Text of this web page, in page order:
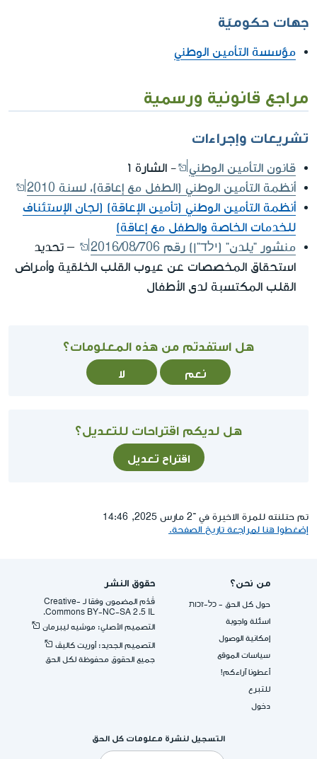
جهات حكوميّة
مؤسسة التأمين الوطني
مراجع قانونية ورسمية
تشريعات وإجراءات
قانون التأمين الوطني
- الشارة ו'
أنظمة التأمين الوطني (الطفل مع إعاقة)، لسنة 2010
أنظمة التأمين الوطني (تأمين الإعاقة) (لجان الإستئناف
للخدمات الخاصة والطفل مع إعاقة)
منشور "يلدن" (ילד"ן) رقم 2016/08/706
– تحديد
استحقاق المخصصات عن عيوب القلب الخلقية وأمراض
القلب المكتسبة لدى الأطفال
هل استفدتم من هذه المعلومات؟
نعم لا
هل لديكم اقتراحات للتعديل؟
اقتراح تعديل
تم حتلنته للمرة الاخيرة في ־2 مارس 2025, 14:46
إضغطوا هنا لمراجعة تاريخ الصفحة.
من نحن؟
حول كل الحق - כל-זכות
اسئلة واجوبة
إمكانية الوصول
سياسات الموقع
أعطونا آراءكم!
للتبرع
دخول
حقوق النشر
قُدِّم المضمون وفقا لـ -Creative
Commons BY-NC-SA 2.5 IL.
التصميم الأصلي: موشيه ليبرمان
التصميم الجديد: أوريت كاليڤ
جميع الحقوق محفوظة لكل الحق
التسجيل لنشرة معلومات كل الحق
البريد